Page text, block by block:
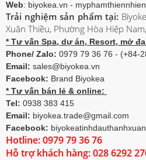
Web: biyokea.vn -
Trải nghiệm sản phẩm tại:
Xuân Thiều, Phường Hòa Hiệp
* Tư vấn Spa, dự án, Resort, mở
Phone/ Zalo: 0979 79 36 76 - (+84-
Email: sales@biyokea.vn
Facebook: Brand Biyokea
* Tư vấn bán lẻ & online:
Tel: 0938 383 415
Email: biyokea.trade@gmail.com
Facebook: biyokeatinhdauthanhxuan
Hotline: 0979 79 36 76
Hỗ trợ khách hàng: 028 6292